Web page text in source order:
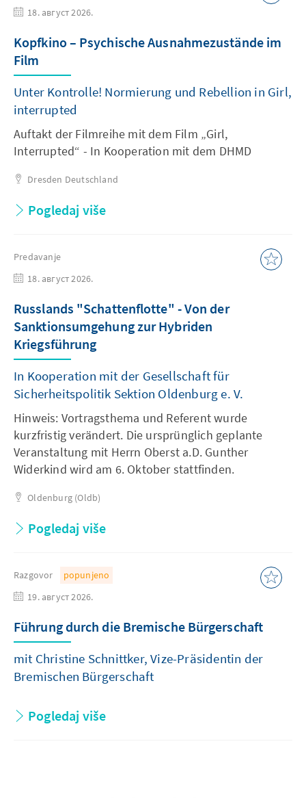
18. август 2026.
Kopfkino – Psychische Ausnahmezustände im
Film
Unter Kontrolle! Normierung und Rebellion in Girl,
interrupted
Auftakt der Filmreihe mit dem Film „Girl,
Interrupted“ - In Kooperation mit dem DHMD
Dresden Deutschland
Pogledaj više
Predavanje
18. август 2026.
Russlands "Schattenflotte" - Von der
Sanktionsumgehung zur Hybriden
Kriegsführung
In Kooperation mit der Gesellschaft für
Sicherheitspolitik Sektion Oldenburg e. V.
Hinweis: Vortragsthema und Referent wurde
kurzfristig verändert. Die ursprünglich geplante
Veranstaltung mit Herrn Oberst a.D. Gunther
Widerkind wird am 6. Oktober stattfinden.
Oldenburg (Oldb)
Pogledaj više
Razgovor
popunjeno
19. август 2026.
Führung durch die Bremische Bürgerschaft
mit Christine Schnittker, Vize-Präsidentin der
Bremischen Bürgerschaft
Pogledaj više